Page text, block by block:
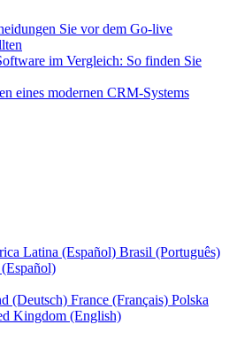
Sie vor dem Go-live
im Vergleich: So finden Sie
eines modernen CRM-Systems
Latina (Español) Brasil (Português)
(Deutsch) France (Français) Polska
Kingdom (English)